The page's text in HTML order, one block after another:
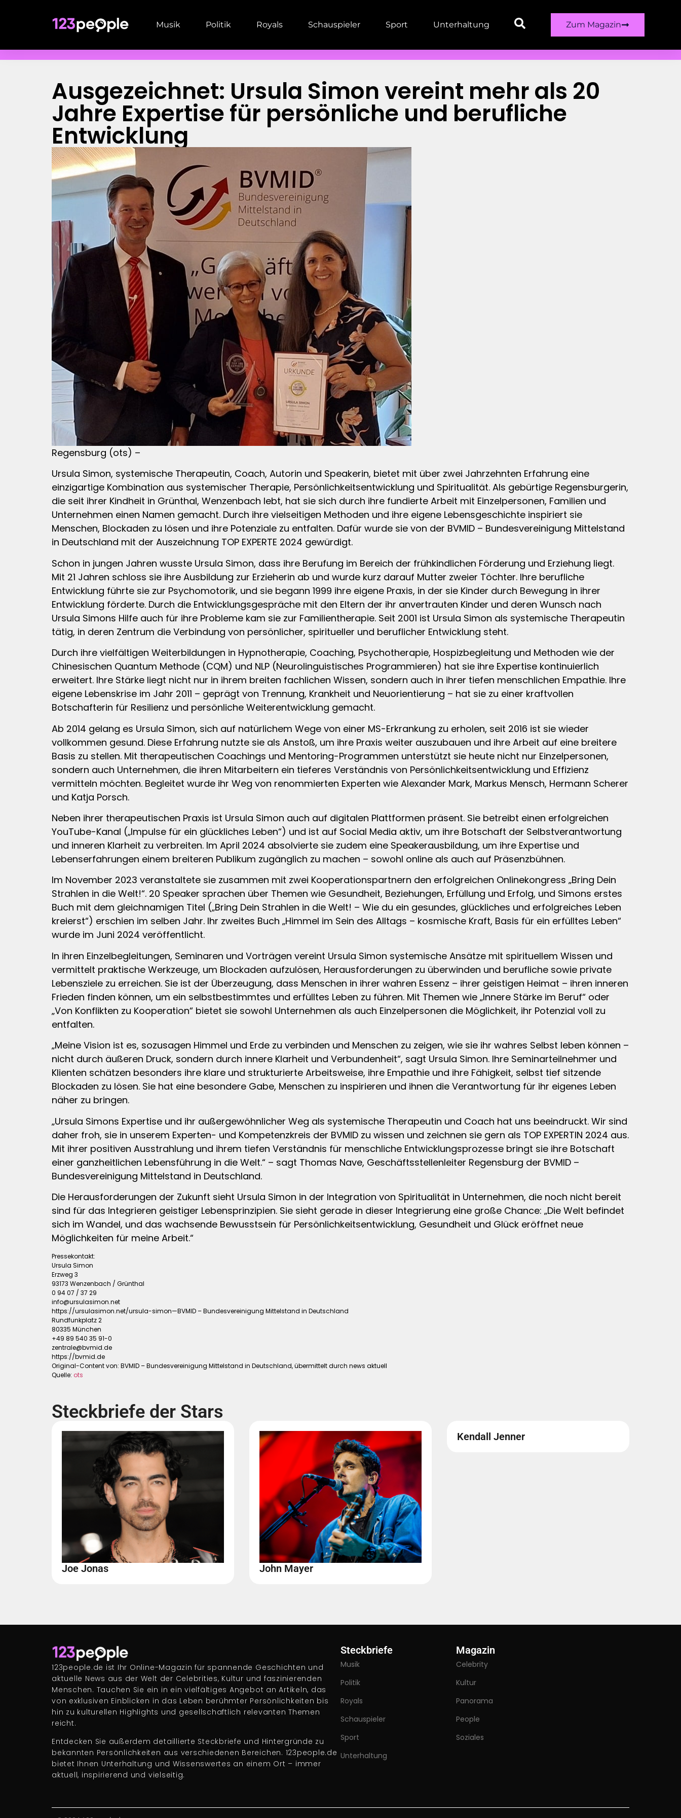
Musik Politik Royals Schauspieler Sport Unterhaltung Zum Magazin
Ausgezeichnet: Ursula Simon vereint mehr als 20
Jahre Expertise für persönliche und berufliche
Entwicklung
Regensburg (ots) –
Ursula Simon, systemische Therapeutin, Coach, Autorin und Speakerin, bietet mit über zwei Jahrzehnten Erfahrung eine
einzigartige Kombination aus systemischer Therapie, Persönlichkeitsentwicklung und Spiritualität. Als gebürtige Regensburgerin,
die seit ihrer Kindheit in Grünthal, Wenzenbach lebt, hat sie sich durch ihre fundierte Arbeit mit Einzelpersonen, Familien und
Unternehmen einen Namen gemacht. Durch ihre vielseitigen Methoden und ihre eigene Lebensgeschichte inspiriert sie
Menschen, Blockaden zu lösen und ihre Potenziale zu entfalten. Dafür wurde sie von der BVMID – Bundesvereinigung Mittelstand
in Deutschland mit der Auszeichnung TOP EXPERTE 2024 gewürdigt.
Schon in jungen Jahren wusste Ursula Simon, dass ihre Berufung im Bereich der frühkindlichen Förderung und Erziehung liegt.
Mit 21 Jahren schloss sie ihre Ausbildung zur Erzieherin ab und wurde kurz darauf Mutter zweier Töchter. Ihre berufliche
Entwicklung führte sie zur Psychomotorik, und sie begann 1999 ihre eigene Praxis, in der sie Kinder durch Bewegung in ihrer
Entwicklung förderte. Durch die Entwicklungsgespräche mit den Eltern der ihr anvertrauten Kinder und deren Wunsch nach
Ursula Simons Hilfe auch für ihre Probleme kam sie zur Familientherapie. Seit 2001 ist Ursula Simon als systemische Therapeutin
tätig, in deren Zentrum die Verbindung von persönlicher, spiritueller und beruflicher Entwicklung steht.
Durch ihre vielfältigen Weiterbildungen in Hypnotherapie, Coaching, Psychotherapie, Hospizbegleitung und Methoden wie der
Chinesischen Quantum Methode (CQM) und NLP (Neurolinguistisches Programmieren) hat sie ihre Expertise kontinuierlich
erweitert. Ihre Stärke liegt nicht nur in ihrem breiten fachlichen Wissen, sondern auch in ihrer tiefen menschlichen Empathie. Ihre
eigene Lebenskrise im Jahr 2011 – geprägt von Trennung, Krankheit und Neuorientierung – hat sie zu einer kraftvollen
Botschafterin für Resilienz und persönliche Weiterentwicklung gemacht.
Ab 2014 gelang es Ursula Simon, sich auf natürlichem Wege von einer MS-Erkrankung zu erholen, seit 2016 ist sie wieder
vollkommen gesund. Diese Erfahrung nutzte sie als Anstoß, um ihre Praxis weiter auszubauen und ihre Arbeit auf eine breitere
Basis zu stellen. Mit therapeutischen Coachings und Mentoring-Programmen unterstützt sie heute nicht nur Einzelpersonen,
sondern auch Unternehmen, die ihren Mitarbeitern ein tieferes Verständnis von Persönlichkeitsentwicklung und Effizienz
vermitteln möchten. Begleitet wurde ihr Weg von renommierten Experten wie Alexander Mark, Markus Mensch, Hermann Scherer
und Katja Porsch.
Neben ihrer therapeutischen Praxis ist Ursula Simon auch auf digitalen Plattformen präsent. Sie betreibt einen erfolgreichen
YouTube-Kanal („Impulse für ein glückliches Leben“) und ist auf Social Media aktiv, um ihre Botschaft der Selbstverantwortung
und inneren Klarheit zu verbreiten. Im April 2024 absolvierte sie zudem eine Speakerausbildung, um ihre Expertise und
Lebenserfahrungen einem breiteren Publikum zugänglich zu machen – sowohl online als auch auf Präsenzbühnen.
Im November 2023 veranstaltete sie zusammen mit zwei Kooperationspartnern den erfolgreichen Onlinekongress „Bring Dein
Strahlen in die Welt!“. 20 Speaker sprachen über Themen wie Gesundheit, Beziehungen, Erfüllung und Erfolg, und Simons erstes
Buch mit dem gleichnamigen Titel („Bring Dein Strahlen in die Welt! – Wie du ein gesundes, glückliches und erfolgreiches Leben
kreierst“) erschien im selben Jahr. Ihr zweites Buch „Himmel im Sein des Alltags – kosmische Kraft, Basis für ein erfülltes Leben“
wurde im Juni 2024 veröffentlicht.
In ihren Einzelbegleitungen, Seminaren und Vorträgen vereint Ursula Simon systemische Ansätze mit spirituellem Wissen und
vermittelt praktische Werkzeuge, um Blockaden aufzulösen, Herausforderungen zu überwinden und berufliche sowie private
Lebensziele zu erreichen. Sie ist der Überzeugung, dass Menschen in ihrer wahren Essenz – ihrer geistigen Heimat – ihren inneren
Frieden finden können, um ein selbstbestimmtes und erfülltes Leben zu führen. Mit Themen wie „Innere Stärke im Beruf“ oder
„Von Konflikten zu Kooperation“ bietet sie sowohl Unternehmen als auch Einzelpersonen die Möglichkeit, ihr Potenzial voll zu
entfalten.
„Meine Vision ist es, sozusagen Himmel und Erde zu verbinden und Menschen zu zeigen, wie sie ihr wahres Selbst leben können –
nicht durch äußeren Druck, sondern durch innere Klarheit und Verbundenheit“, sagt Ursula Simon. Ihre Seminarteilnehmer und
Klienten schätzen besonders ihre klare und strukturierte Arbeitsweise, ihre Empathie und ihre Fähigkeit, selbst tief sitzende
Blockaden zu lösen. Sie hat eine besondere Gabe, Menschen zu inspirieren und ihnen die Verantwortung für ihr eigenes Leben
näher zu bringen.
„Ursula Simons Expertise und ihr außergewöhnlicher Weg als systemische Therapeutin und Coach hat uns beeindruckt. Wir sind
daher froh, sie in unserem Experten- und Kompetenzkreis der BVMID zu wissen und zeichnen sie gern als TOP EXPERTIN 2024 aus.
Mit ihrer positiven Ausstrahlung und ihrem tiefen Verständnis für menschliche Entwicklungsprozesse bringt sie ihre Botschaft
einer ganzheitlichen Lebensführung in die Welt.“ – sagt Thomas Nave, Geschäftsstellenleiter Regensburg der BVMID –
Bundesvereinigung Mittelstand in Deutschland.
Die Herausforderungen der Zukunft sieht Ursula Simon in der Integration von Spiritualität in Unternehmen, die noch nicht bereit
sind für das Integrieren geistiger Lebensprinzipien. Sie sieht gerade in dieser Integrierung eine große Chance: „Die Welt befindet
sich im Wandel, und das wachsende Bewusstsein für Persönlichkeitsentwicklung, Gesundheit und Glück eröffnet neue
Möglichkeiten für meine Arbeit.“
Pressekontakt:
Ursula Simon
Erzweg 3
93173 Wenzenbach / Grünthal
0 94 07 / 37 29
info@ursulasimon.net
https://ursulasimon.net/ursula-simon—BVMID – Bundesvereinigung Mittelstand in Deutschland
Rundfunkplatz 2
80335 München
+49 89 540 35 91-0
zentrale@bvmid.de
https://bvmid.de
Original-Content von: BVMID – Bundesvereinigung Mittelstand in Deutschland, übermittelt durch news aktuell
Quelle: ots
Steckbriefe der Stars
Joe Jonas John Mayer
Kendall Jenner
123people.de ist Ihr Online-Magazin für spannende Geschichten und
aktuelle News aus der Welt der Celebrities, Kultur und faszinierenden
Menschen. Tauchen Sie ein in ein vielfältiges Angebot an Artikeln, das
von exklusiven Einblicken in das Leben berühmter Persönlichkeiten bis
hin zu kulturellen Highlights und gesellschaftlich relevanten Themen
reicht.
Entdecken Sie außerdem detaillierte Steckbriefe und Hintergründe zu
bekannten Persönlichkeiten aus verschiedenen Bereichen. 123people.de
bietet Ihnen Unterhaltung und Wissenswertes an einem Ort – immer
aktuell, inspirierend und vielseitig.
Steckbriefe
Musik
Politik
Royals
Schauspieler
Sport
Unterhaltung
Magazin
Celebrity
Kultur
Panorama
People
Soziales